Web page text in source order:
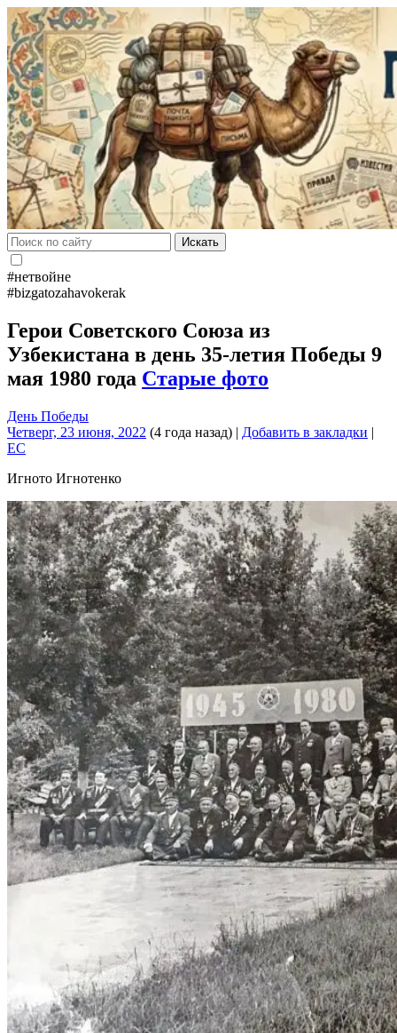
Искать
#нетвойне
#bizgatozahavokerak
Герои Советского Союза из
Узбекистана в день 35-летия Победы 9
мая 1980 года Старые фото
День Победы
Четверг, 23 июня, 2022 (4 года назад) | Добавить в закладки |
EC
Игното Игнотенко